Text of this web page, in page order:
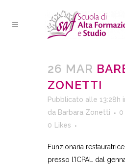
26 MAR
ZONETTI
Pubblicato alle 13:28h
da Barbara Zonetti
0
0
Likes
Funzionaria
presso l'ICPAL dal